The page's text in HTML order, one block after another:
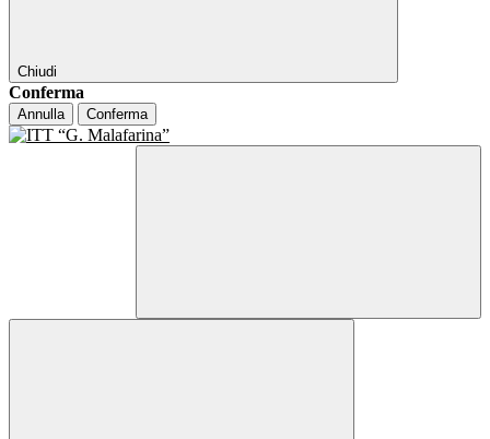
Chiudi
Conferma
Annulla Conferma